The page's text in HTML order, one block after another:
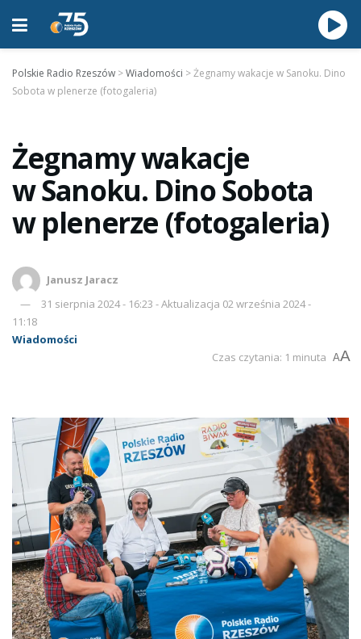
Polskie Radio Rzeszów >Wiadomości >Żegnamy wakacje w Sanoku. Dino
Sobota w plenerze (fotogaleria)
Żegnamy wakacje
w Sanoku. Dino Sobota
w plenerze (fotogaleria)
Janusz Jaracz
31 sierpnia 2024 - 16:23 - Aktualizacja 02 września 2024 -
11:18
Wiadomości
Czas czytania: 1 minuta AA